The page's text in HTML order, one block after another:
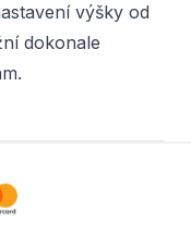
výšky od
dokonale